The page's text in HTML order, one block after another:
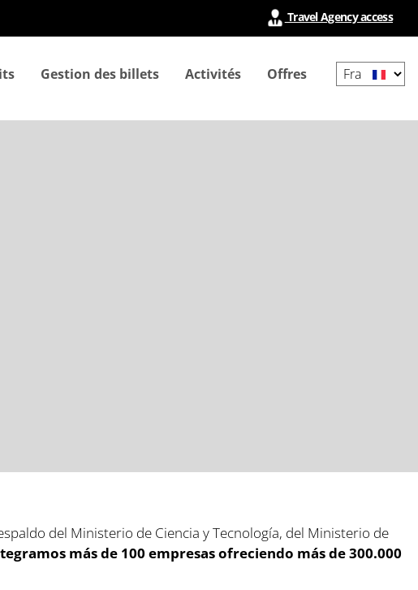
Travel Agency access
Gestion des billets Activités Offres
your
del Ministerio de Ciencia y Tecnología, del Ministerio de
más de 100 empresas ofreciendo más de 300.000